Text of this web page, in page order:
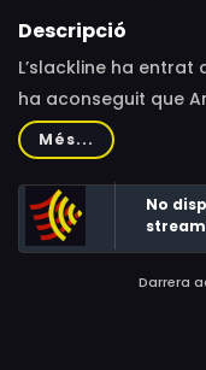
Descripció
L’slackline ha
ha aconseguit que
l’hostatgi a Moab
d’entrenament.
metres d’alçada.
Més...
No
Darrera